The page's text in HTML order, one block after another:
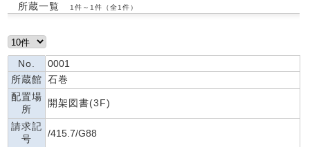
所蔵一覧 1件～1件（全1件）
No.
0001
所蔵館 石巻
配置場
所
開架図書(3F)
請求記
号
/415.7/G88